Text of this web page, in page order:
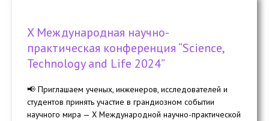
X Международная научно-
практическая конференция “Science,
Technology and Life 2024”
📢 Приглашаем ученых, инженеров, исследователей и
студентов принять участие в грандиозном событии
научного мира — X Международной научно-практической